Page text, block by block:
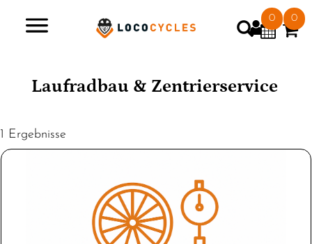
0 0
Laufradbau & Zentrierservice
1 Ergebnisse